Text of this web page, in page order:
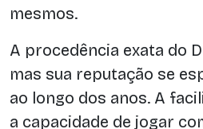
mesmos.
A procedência exata do
mas sua reputação se
ao longo dos anos. A
a capacidade de jogar